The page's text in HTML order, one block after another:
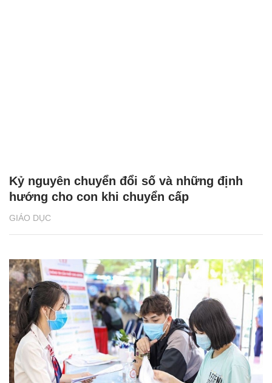
GIÁO DỤC
Kỷ nguyên chuyển đổi số và những định
hướng cho con khi chuyển cấp